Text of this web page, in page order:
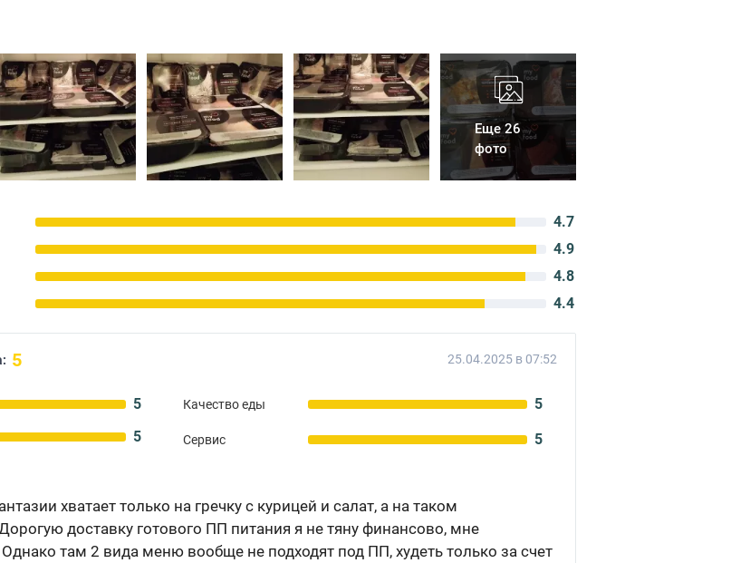
Еще 26
фото
4.7
4.9
4.8
4.4
5 25.04.2025 в 07:52
5 Качество еды 5
5 Сервис 5
хватает только на гречку с курицей и салат, а на таком
доставку готового ПП питания я не тяну финансово, мне
там 2 вида меню вообще не подходят под ПП, худеть только за счет